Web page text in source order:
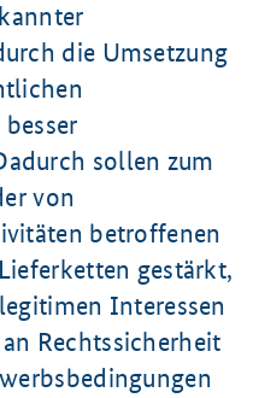
die Umsetzung
sollen zum
von
betroffenen
gestärkt,
Interessen
Rechtssicherheit